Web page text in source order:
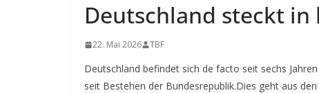
Deutschland steckt
22. Mai 2026 TBF
Deutschland befindet sich de facto seit sechs
seit Bestehen der Bundesrepublik.Dies geht aus